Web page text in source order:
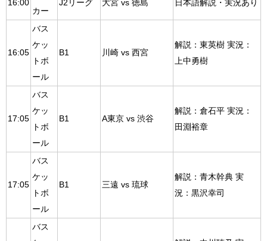
16:00
カー
J2リーグ 大宮 vs 徳島 日本語解説・実況あり
16:05
バス
ケッ
トボ
ール
B1 川崎 vs 西宮
解説：東英樹 実況：
上中勇樹
17:05
バス
ケッ
トボ
ール
B1 A東京 vs 渋谷
解説：倉石平 実況：
田淵裕章
17:05
バス
ケッ
トボ
ール
B1 三遠 vs 琉球
解説：青木幹典 実
況：黒沢幸司
バス